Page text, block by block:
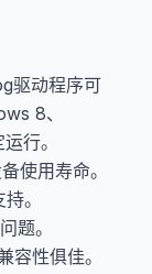
驱动程序可
8、
行。
使用寿命。
。
题。
性俱佳。